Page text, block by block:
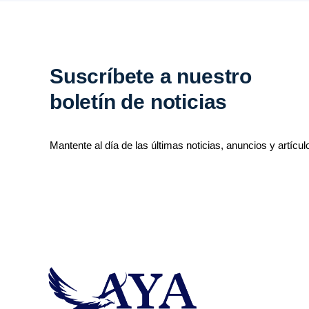
Suscríbete a nuestro
boletín de noticias
Mantente al día de las últimas noticias, anuncios y